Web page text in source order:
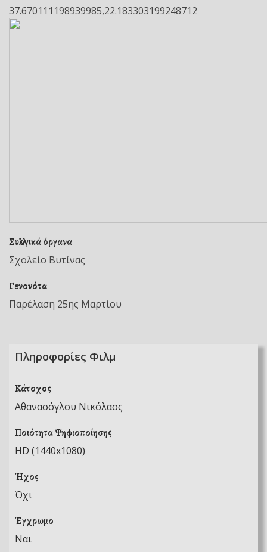
37.670111198939985,22.183303199248712
Συλλογικά όργανα
Σχολείο Βυτίνας
Γενονότα
Παρέλαση 25ης Μαρτίου
Πληροφορίες Φιλμ
Κάτοχος
Αθανασόγλου Νικόλαος
Ποιότητα Ψηφιοποίησης
HD (1440x1080)
Ήχος
Όχι
Έγχρωμο
Ναι